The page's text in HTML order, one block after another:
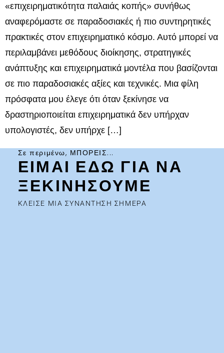
«επιχειρηματικότητα παλαιάς κοπής» συνήθως
αναφερόμαστε σε παραδοσιακές ή πιο συντηρητικές
πρακτικές στον επιχειρηματικό κόσμο. Αυτό μπορεί να
περιλαμβάνει μεθόδους διοίκησης, στρατηγικές
ανάπτυξης και επιχειρηματικά μοντέλα που βασίζονται
σε πιο παραδοσιακές αξίες και τεχνικές. Μια φίλη
πρόσφατα μου έλεγε ότι όταν ξεκίνησε να
δραστηριοποιείται επιχειρηματικά δεν υπήρχαν
υπολογιστές, δεν υπήρχε […]
Σε περιμένω, ΜΠΟΡΕΙΣ...
ΕΙΜΑΙ ΕΔΩ ΓΙΑ ΝΑ
ΞΕΚΙΝΗΣΟΥΜΕ
ΚΛΕΙΣΕ ΜΙΑ ΣΥΝΑΝΤΗΣΗ ΣΗΜΕΡΑ